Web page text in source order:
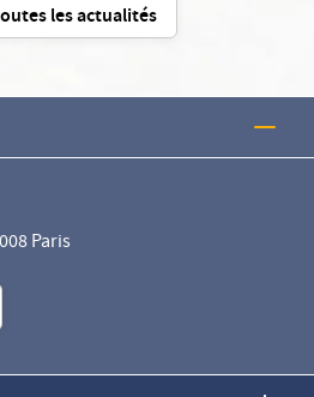
les actualités
Paris